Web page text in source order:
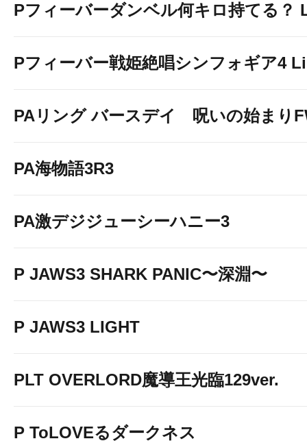
Pフィーバーダンベル何キロ持てる？
Pフィーバー戦姫絶唱シンフォギア4
PAリング バースデイ 呪いの始まり
PA海物語3R3
PA激デジジューシーハニー3
P JAWS3 SHARK PANIC〜深淵〜
P JAWS3 LIGHT
PLT OVERLORD魔導王光臨129ver.
P ToLOVEるダークネス